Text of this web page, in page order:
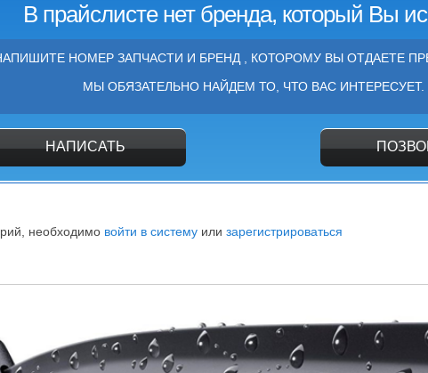
В прайслисте нет бренда, который Вы
НОМЕР ЗАПЧАСТИ И БРЕНД , КОТОРОМУ ВЫ ОТДАЕТЕ
МЫ ОБЯЗАТЕЛЬНО НАЙДЕМ ТО, ЧТО ВАС ИНТЕРЕСУЕТ.
НАПИСАТЬ
необходимо войти в систему или зарегистрироваться